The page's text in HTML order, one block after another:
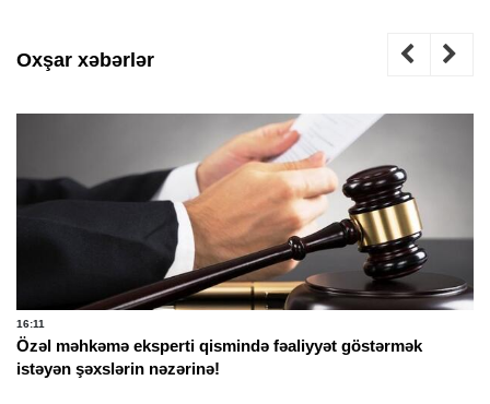
Oxşar xəbərlər
16:11
Özəl məhkəmə eksperti qismində fəaliyyət göstərmək
istəyən şəxslərin nəzərinə!